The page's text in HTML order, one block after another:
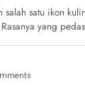
salah satu ikon
yang